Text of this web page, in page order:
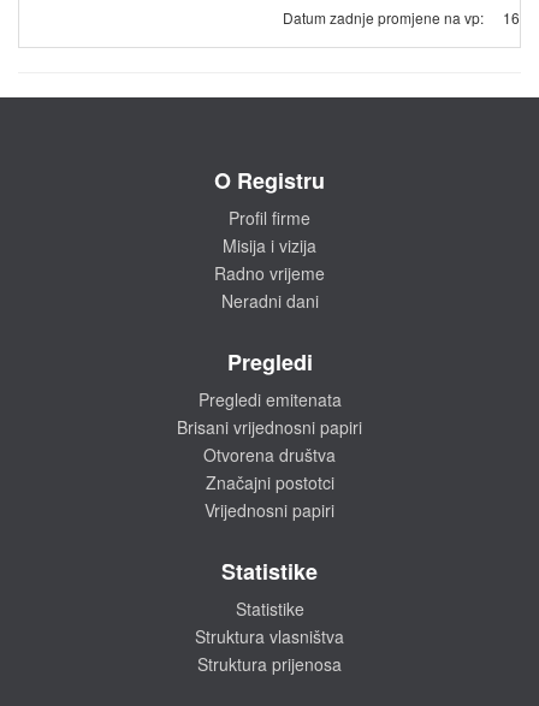
Datum zadnje promjene na vp:
O Registru
Profil firme
Misija i vizija
Radno vrijeme
Neradni dani
Pregledi
Pregledi emitenata
Brisani vrijednosni papiri
Otvorena društva
Značajni postotci
Vrijednosni papiri
Statistike
Statistike
Struktura vlasništva
Struktura prijenosa